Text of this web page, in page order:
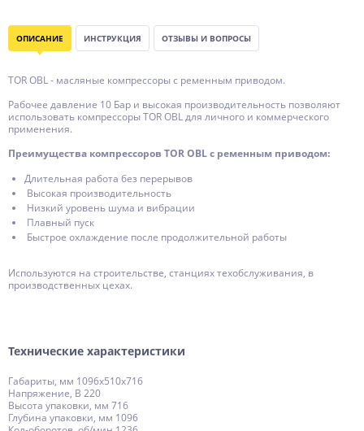
ОПИСАНИЕ ИНСТРУКЦИЯ ОТЗЫВЫ И ВОПРОСЫ
TOR OBL - масляные компрессоры с ременным приводом.
Рабочее давление 10 Бар и высокая производительность позволяют
использовать компрессоры TOR OBL для личного и коммерческого
применения.
Преимущества компрессоров TOR OBL с ременным приводом:
Длительная работа без перерывов
Высокая производительность
Низкий уровень шума и вибрации
Плавный пуск
Быстрое охлаждение после продолжительной работы
Используются на строительстве, станциях техобслуживания, в
производственных цехах.
Технические характеристики
Габариты, мм 1096х510х716
Напряжение, В 220
Высота упаковки, мм 716
Глубина упаковки, мм 1096